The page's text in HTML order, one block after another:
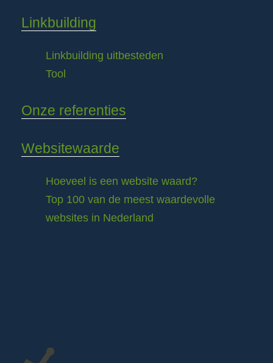
Linkbuilding
Linkbuilding uitbesteden
Tool
Onze referenties
Websitewaarde
Hoeveel is een website waard?
Top 100 van de meest waardevolle
websites in Nederland